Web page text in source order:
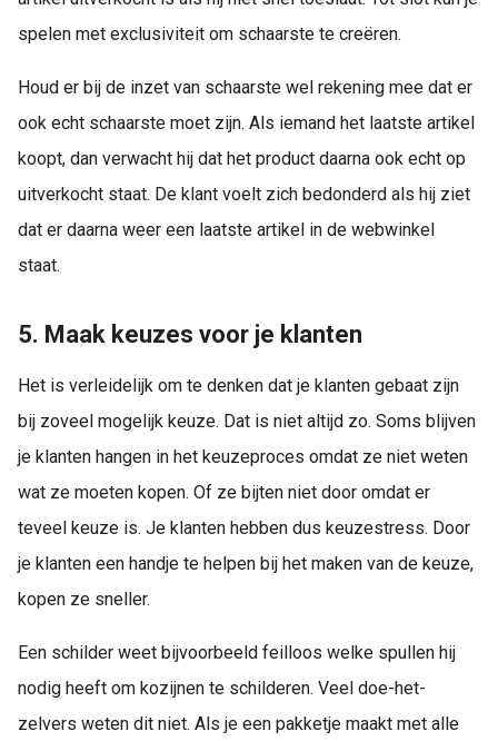
spelen met exclusiviteit om schaarste te creëren.
Houd er bij de inzet van schaarste wel rekening mee dat er
ook echt schaarste moet zijn. Als iemand het laatste artikel
koopt, dan verwacht hij dat het product daarna ook echt op
uitverkocht staat. De klant voelt zich bedonderd als hij ziet
dat er daarna weer een laatste artikel in de webwinkel
staat.
5. Maak keuzes voor je klanten
Het is verleidelijk om te denken dat je klanten gebaat zijn
bij zoveel mogelijk keuze. Dat is niet altijd zo. Soms blijven
je klanten hangen in het keuzeproces omdat ze niet weten
wat ze moeten kopen. Of ze bijten niet door omdat er
teveel keuze is. Je klanten hebben dus keuzestress. Door
je klanten een handje te helpen bij het maken van de keuze,
kopen ze sneller.
Een schilder weet bijvoorbeeld feilloos welke spullen hij
nodig heeft om kozijnen te schilderen. Veel doe-het-
zelvers weten dit niet. Als je een pakketje maakt met alle